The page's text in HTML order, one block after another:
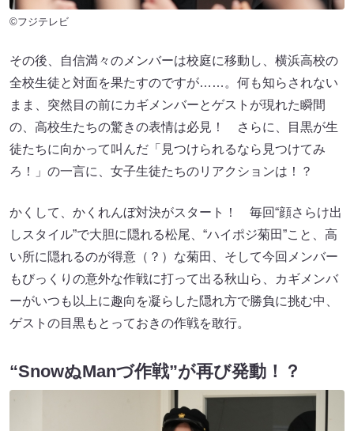
©フジテレビ
その後、自信満々のメンバーは校庭に移動し、横浜高校の
全校生徒と対面を果たすのですが……。何も知らされない
まま、突然目の前にカギメンバーとゲストが現れた瞬間
の、高校生たちの驚きの表情は必見！ さらに、目黒が生
徒たちに向かって叫んだ「見つけられるなら見つけてみ
ろ！」の一言に、女子生徒たちのリアクションは！？
かくして、かくれんぼ対決がスタート！ 毎回“顔さらけ出
しスタイル”で大胆に隠れる松尾、“ハイポジ菊田”こと、高
い所に隠れるのが得意（？）な菊田、そして今回メンバー
もびっくりの意外な作戦に打って出る秋山ら、カギメンバ
ーがいつも以上に趣向を凝らした隠れ方で勝負に挑む中、
ゲストの目黒もとっておきの作戦を敢行。
“SnowぬManづ作戦”が再び発動！？